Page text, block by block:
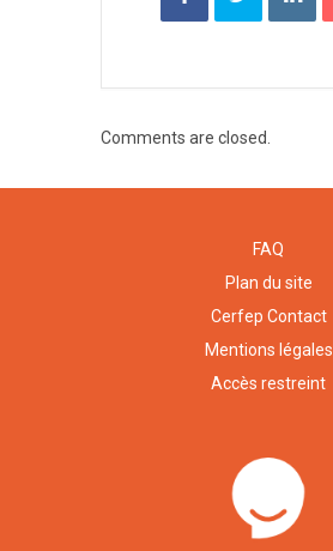
Comments are closed.
FAQ
Plan du site
Cerfep Contact
Mentions légales
Accès restreint